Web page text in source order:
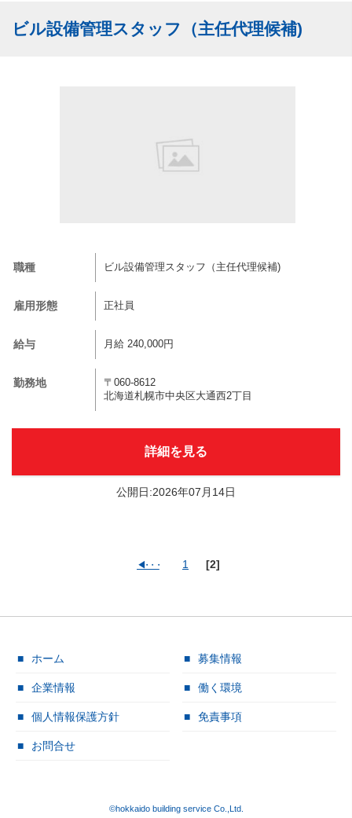
ビル設備管理スタッフ（主任代理候補)
職種 ビル設備管理スタッフ（主任代理候補)
雇用形態 正社員
給与 月給 240,000円
勤務地
〒060-8612
北海道札幌市中央区大通西2丁目
詳細を見る
公開日:2026年07月14日
1 [2]
ホーム 募集情報
企業情報 働く環境
個人情報保護方針 免責事項
お問合せ
©hokkaido building service Co.,Ltd.